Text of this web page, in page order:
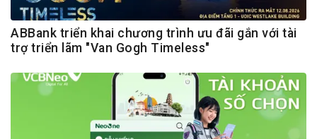
ABBank triển khai chương trình ưu đãi gắn với tài
trợ triển lãm "Van Gogh Timeless"